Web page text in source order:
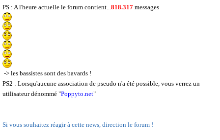
PS : A l'heure actuelle le forum contient...818.317 messages
-> les bassistes sont des bavards !
PS2 : Lorsqu'aucune association de pseudo n'a été possible, vous verrez un
utilisateur dénommé "Poppyto.net"
Si vous souhaitez réagir à cette news, direction le forum !